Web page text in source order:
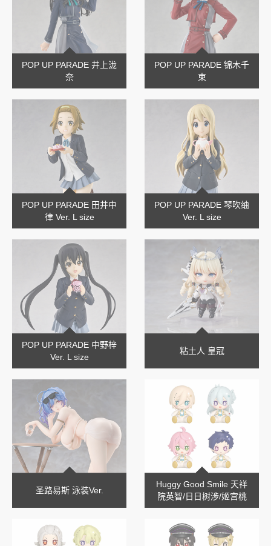
POP UP PARADE 井上泷
奈
POP UP PARADE 锦木千
束
POP UP PARADE 田井中
律 Ver. L size
POP UP PARADE 琴吹䌷
Ver. L size
POP UP PARADE 中野梓
Ver. L size
粘土人 皇冠
圣路易斯 泳装Ver.
Huggy Good Smile 天祥
院英智/日日树涉/姬宫桃
李/伏见弓弦